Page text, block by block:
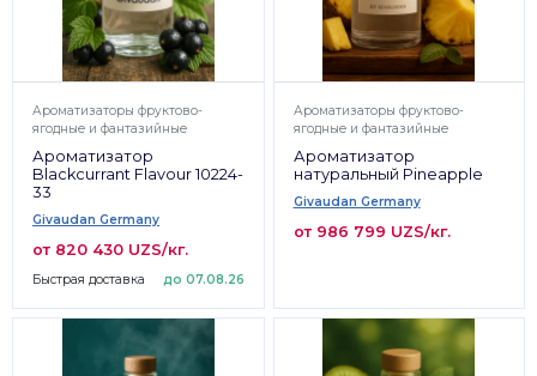
Ароматизаторы фруктово-
ягодные и фантазийные
Ароматизатор
Blackcurrant Flavour 10224-
33
Givaudan Germany
от 820 430 UZS/кг.
Быстрая доставка до 07.08.26
Ароматизаторы фруктово-
ягодные и фантазийные
Ароматизатор
натуральный Pineapple
Givaudan Germany
от 986 799 UZS/кг.